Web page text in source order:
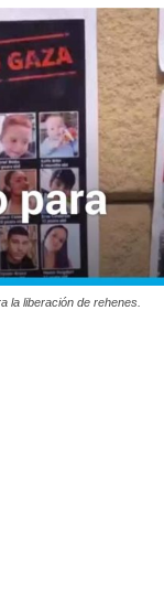
la liberación de rehenes.